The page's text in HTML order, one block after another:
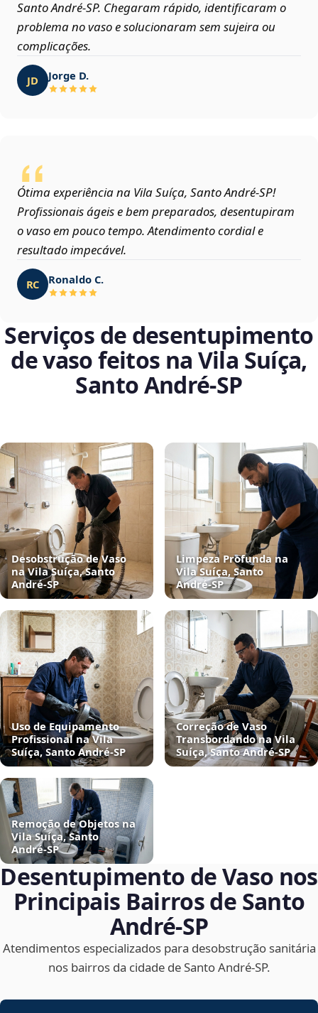
Santo André‑SP. Chegaram rápido, identificaram o
problema no vaso e solucionaram sem sujeira ou
complicações.
JD Jorge D.
Ótima experiência na Vila Suíça, Santo André‑SP!
Profissionais ágeis e bem preparados, desentupiram
o vaso em pouco tempo. Atendimento cordial e
resultado impecável.
RC Ronaldo C.
Serviços de desentupimento
de vaso feitos na Vila Suíça,
Santo André‑SP
Desobstrução de Vaso
na Vila Suíça, Santo
André‑SP
Limpeza Profunda na
Vila Suíça, Santo
André‑SP
Uso de Equipamento
Profissional na Vila
Suíça, Santo André‑SP
Correção de Vaso
Transbordando na Vila
Suíça, Santo André‑SP
Remoção de Objetos na
Vila Suíça, Santo
André‑SP
Desentupimento de Vaso nos
Principais Bairros de Santo
André‑SP
Atendimentos especializados para desobstrução sanitária
nos bairros da cidade de Santo André‑SP.